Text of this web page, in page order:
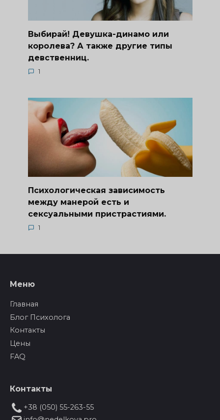
Выбирай! Девушка-динамо или
королева? А также другие типы
девственниц.
1
Психологическая зависимость
между манерой есть и
сексуальными пристрастиями.
1
Меню
Главная
Блог Психолога
Контакты
Цены
FAQ
Контакты
+38 (050) 55-263-55